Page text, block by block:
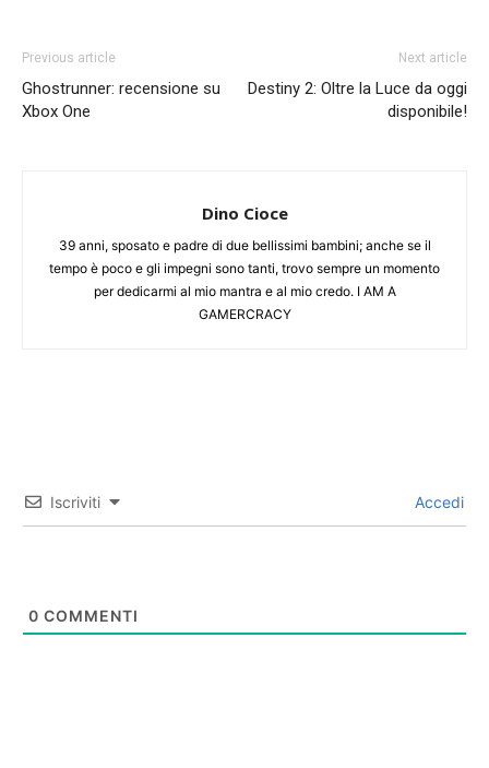
Previous article
Ghostrunner: recensione su
Xbox One
Next article
Destiny 2: Oltre la Luce da oggi
disponibile!
Dino Cioce
39 anni, sposato e padre di due bellissimi bambini; anche se il
tempo è poco e gli impegni sono tanti, trovo sempre un momento
per dedicarmi al mio mantra e al mio credo. I AM A
GAMERCRACY
Iscriviti Accedi
0 COMMENTI